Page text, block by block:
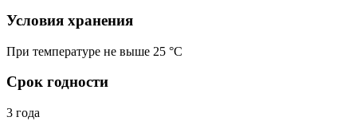
Условия хранения
При температуре не выше 25 °C
Срок годности
3 года